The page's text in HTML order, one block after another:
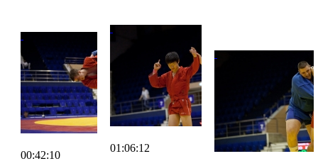
00:42:10
01:06:12